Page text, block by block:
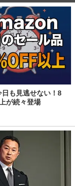
も見逃せない！8
が続々登場